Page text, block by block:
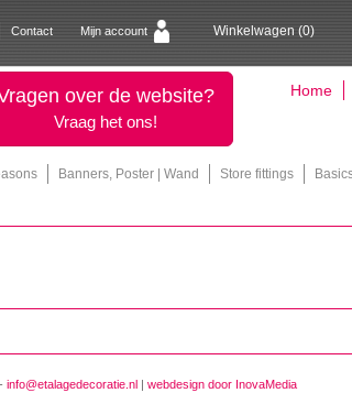
Contact Winkelwagen (0)
Mijn account
over de website?
Vraag het ons!
Home
Banners, Poster | Wand Store fittings
info@etalagedecoratie.nl | webdesign door InovaMedia